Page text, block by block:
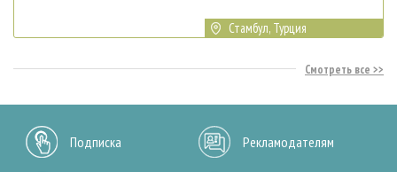
Стамбул, Турция
Смотреть все
Подписка Рекламодателям